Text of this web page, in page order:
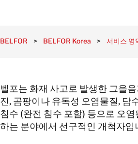
BELFOR > BELFOR Korea > 서비스 영
벨포는 화재 사고로 발생한 그을
진, 곰팡이나 유독성 오염물질, 담
침수 (완전 침수 포함) 등으로 오
하는 분야에서 선구적인 개척자입